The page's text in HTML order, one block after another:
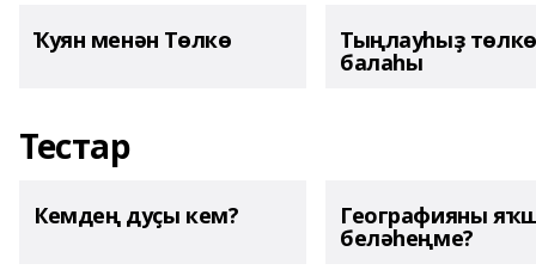
Ҡуян менән Төлкө Тыңлауһыҙ төлкө
балаһы
Тестар
Кемдең дуҫы кем? Географияны
беләһеңме?